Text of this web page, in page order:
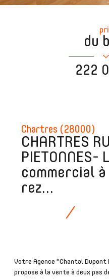
Chartres (28000)
CHARTRES
PIETONNES-
commercial
rez...
Votre Agence "Chantal Dupont
propose à la vente à deux pas
du
222